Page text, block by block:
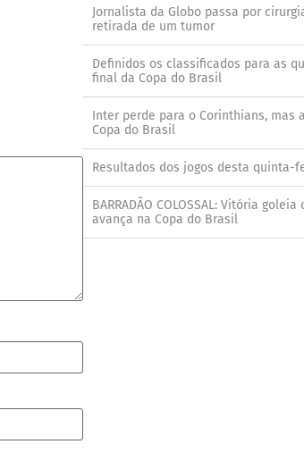
Jornalista da Globo passa por
retirada de um tumor
Definidos os classificados para as
final da Copa do Brasil
Inter perde para o Corinthians, mas
Copa do Brasil
Resultados dos jogos desta quinta-
BARRADÃO COLOSSAL: Vitória
avança na Copa do Brasil